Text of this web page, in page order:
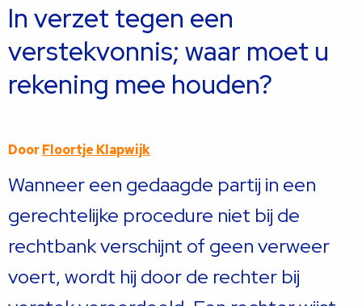
In verzet tegen een
verstekvonnis; waar moet u
rekening mee houden?
DoorFloortje Klapwijk
Wanneer een gedaagde partij in een
gerechtelijke procedure niet bij de
rechtbank verschijnt of geen verweer
voert, wordt hij door de rechter bij